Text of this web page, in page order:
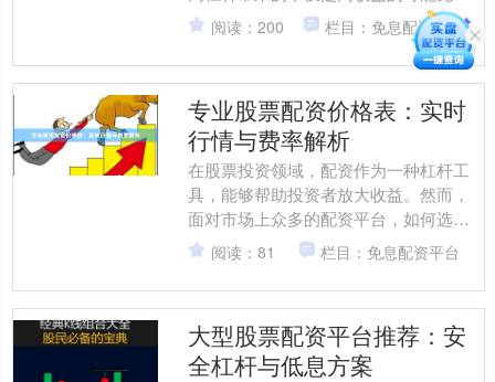
配资开户，也伴随着高风险。对于新手
而言，掌握正确的配资经验和....
阅读：200 栏目：免息配资平台
专业股票配资价格表：实时
行情与费率解析
在股票投资领域，配资作为一种杠杆工
具，能够帮助投资者放大收益。然而，
面对市场上众多的配资平台，如何选择
性价比高的服务？本文将结合实时行
情，为您详细解析专业股票配....
阅读：81 栏目：免息配资平台
大型股票配资平台推荐：安
全杠杆与低息方案